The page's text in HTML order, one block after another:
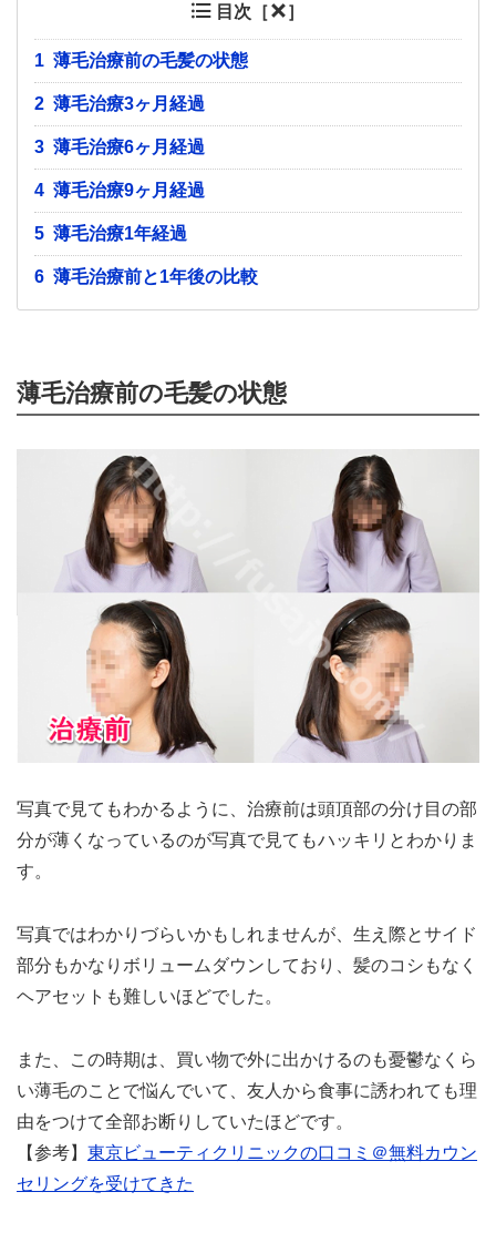
目次［ ］
1 薄毛治療前の毛髪の状態
2 薄毛治療3ヶ月経過
3 薄毛治療6ヶ月経過
4 薄毛治療9ヶ月経過
5 薄毛治療1年経過
6 薄毛治療前と1年後の比較
薄毛治療前の毛髪の状態
写真で見てもわかるように、治療前は頭頂部の分け目の部
分が薄くなっているのが写真で見てもハッキリとわかりま
す。
写真ではわかりづらいかもしれませんが、生え際とサイド
部分もかなりボリュームダウンしており、髪のコシもなく
ヘアセットも難しいほどでした。
また、この時期は、買い物で外に出かけるのも憂鬱なくら
い薄毛のことで悩んでいて、友人から食事に誘われても理
由をつけて全部お断りしていたほどです。
【参考】 東京ビューティクリニックの口コミ＠無料カウン
セリングを受けてきた